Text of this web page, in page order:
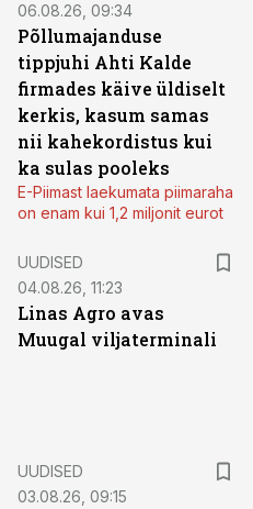
06.08.26, 09:34
Põllumajanduse
tippjuhi Ahti Kalde
firmades käive üldiselt
kerkis, kasum samas
nii kahekordistus kui
ka sulas pooleks
E-Piimast laekumata piimaraha
on enam kui 1,2 miljonit eurot
UUDISED
04.08.26, 11:23
Linas Agro avas
Muugal viljaterminali
UUDISED
03.08.26, 09:15